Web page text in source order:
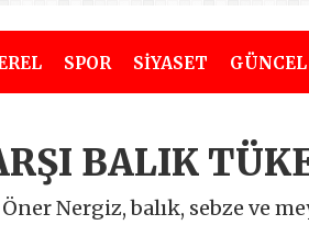
SPOR SİYASET GÜNCEL
BALIK
Nergiz, balık, sebze ve